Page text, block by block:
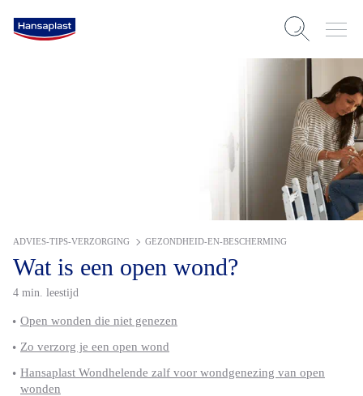
ADVIES-TIPS-VERZORGING GEZONDHEID-EN-BESCHERMING
Wat is een open wond?
4 min. leestijd
Open wonden die niet genezen
Zo verzorg je een open wond
Hansaplast Wondhelende zalf voor wondgenezing van open
wonden